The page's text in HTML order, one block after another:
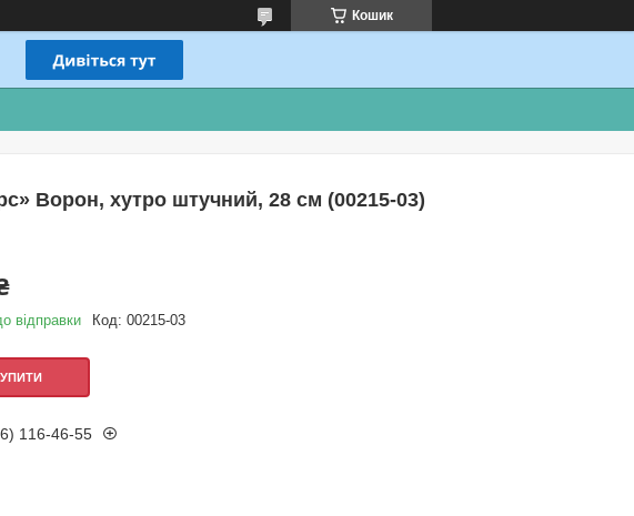
Кошик
Ворон, хутро штучний, 28 см (00215-03)
відправки Код: 00215-03
116-46-55